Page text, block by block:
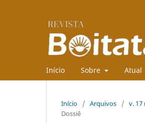
Início Sobre Atual
Início / Arquivos / v. 17
Dossiê